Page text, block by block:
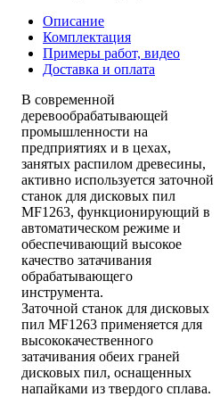
Описание
Комплектация
Примеры работ, видео
Доставка и оплата
В современной
деревообрабатывающей
промышленности на
предприятиях и в цехах,
занятых распилом древесины,
активно используется заточной
станок для дисковых пил
MF1263, функционирующий в
автоматическом режиме и
обеспечивающий высокое
качество затачивания
обрабатывающего
инструмента.
Заточной станок для дисковых
пил MF1263 применяется для
высококачественного
затачивания обеих граней
дисковых пил, оснащенных
напайками из твердого сплава.